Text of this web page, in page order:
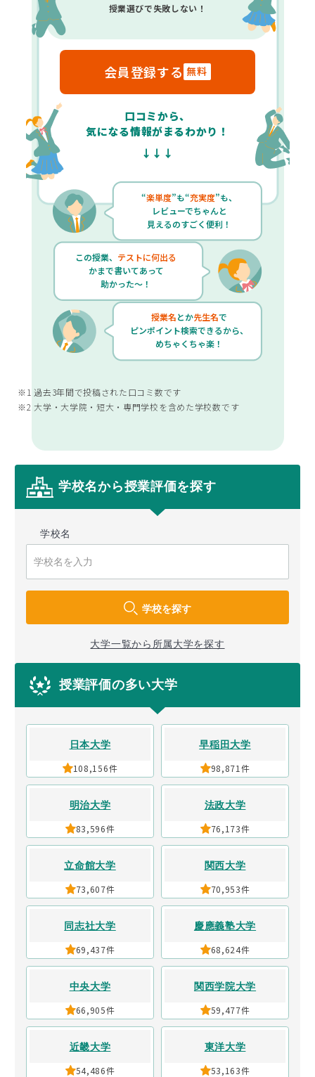
授業選びで失敗しない！
会員登録する 無料
口コミから、
気になる情報がまるわかり！
↓↓↓
“楽単度”も“充実度”も、
レビューでちゃんと
見えるのすごく便利！
この授業、 テストに何出る
かまで書いてあって
助かった～！
授業名とか先生名で
ピンポイント検索できるから、
めちゃくちゃ楽！
※1 過去3年間で投稿された口コミ数です
※2 大学・大学院・短大・専門学校を含めた学校数です
学校名から授業評価を探す
学校名
学校を探す
大学一覧から所属大学を探す
授業評価の多い大学
日本大学
108,156件
早稲田大学
98,871件
明治大学
83,596件
法政大学
76,173件
立命館大学
73,607件
関西大学
70,953件
同志社大学
69,437件
慶應義塾大学
68,624件
中央大学
66,905件
関西学院大学
59,477件
近畿大学
54,486件
東洋大学
53,163件